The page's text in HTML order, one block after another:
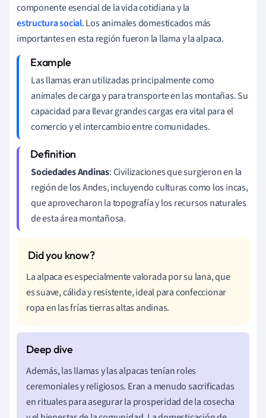
componente esencial de la vida cotidiana y la
estructura social. Los animales domesticados más
importantes en esta región fueron la llama y la alpaca.
Las llamas eran utilizadas principalmente como
animales de carga y para transporte en las montañas. Su
capacidad para llevar grandes cargas era vital para el
comercio y el intercambio entre comunidades.
Sociedades Andinas: Civilizaciones que surgieron en la
región de los Andes, incluyendo culturas como los incas,
que aprovecharon la topografía y los recursos naturales
de esta área montañosa.
La alpaca es especialmente valorada por su lana, que
es suave, cálida y resistente, ideal para confeccionar
ropa en las frías tierras altas andinas.
Además, las llamas y las alpacas tenían roles
ceremoniales y religiosos. Eran a menudo sacrificadas
en rituales para asegurar la prosperidad de la cosecha